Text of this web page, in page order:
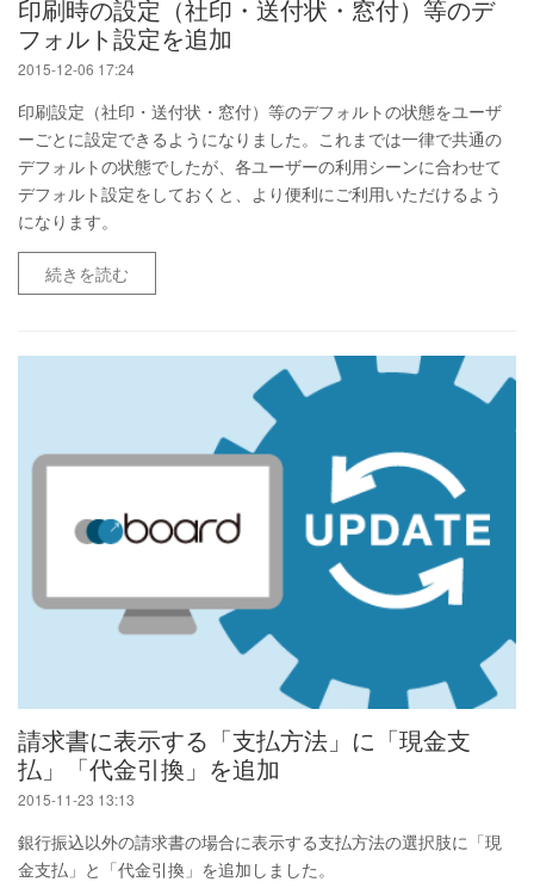
印刷時の設定（社印・送付状・窓付）等のデ
フォルト設定を追加
2015-12-06 17:24
印刷設定（社印・送付状・窓付）等のデフォルトの状態をユーザ
ーごとに設定できるようになりました。これまでは一律で共通の
デフォルトの状態でしたが、各ユーザーの利用シーンに合わせて
デフォルト設定をしておくと、より便利にご利用いただけるよう
になります。
続きを読む
請求書に表示する「支払方法」に「現金支
払」「代金引換」を追加
2015-11-23 13:13
銀行振込以外の請求書の場合に表示する支払方法の選択肢に「現
金支払」と「代金引換」を追加しました。